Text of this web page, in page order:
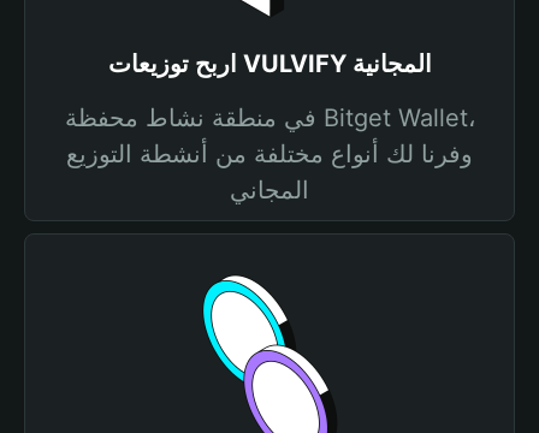
اربح توزيعات VULVIFY المجانية
في منطقة نشاط محفظة Bitget Wallet،
وفرنا لك أنواع مختلفة من أنشطة التوزيع
المجاني